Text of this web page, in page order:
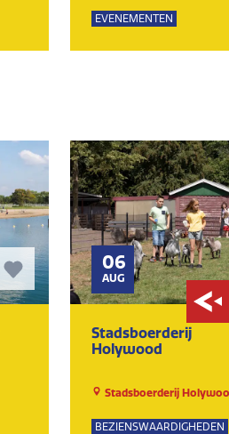
EVENEMENTEN
06
AUG
Stadsboerderij
Holywood
Stadsboerderij
BEZIENSWAARDIGHEDEN